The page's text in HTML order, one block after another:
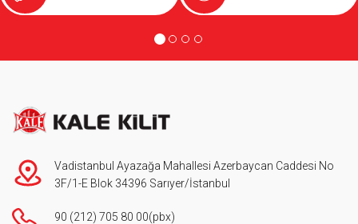
Vadistanbul Ayazağa Mahallesi Azerbaycan Caddesi No
3F/1-E Blok 34396 Sarıyer/İstanbul
90 (212) 705 80 00(pbx)